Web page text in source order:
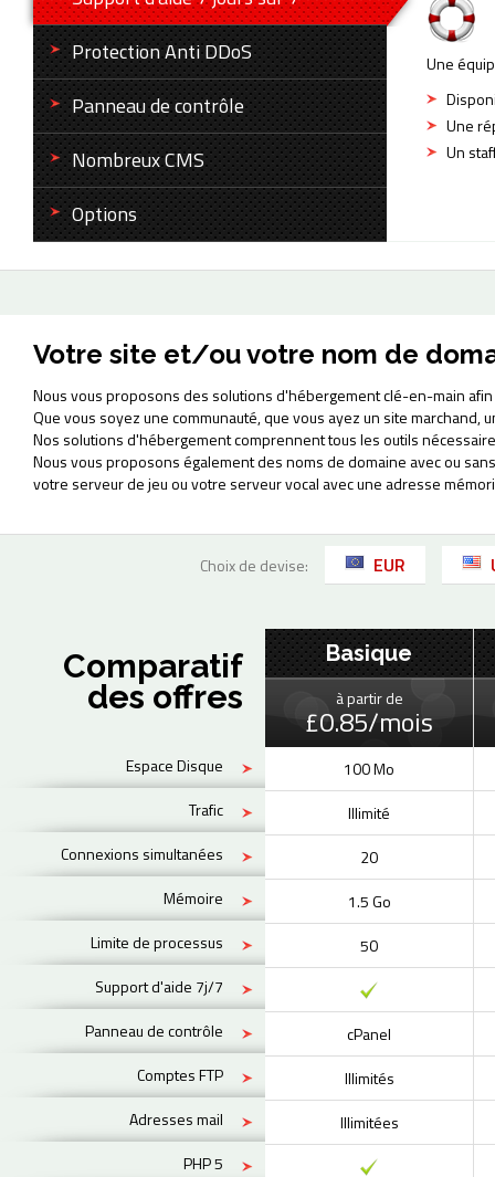
Protection Anti DDoS
Panneau de contrôle
Nombreux CMS
Options
Une
Une
Un
Votre site et/ou votre nom de
Nous vous proposons des solutions d'hébergement clé-en-main
Que vous soyez une communauté, que vous ayez un site
Nos solutions d'hébergement comprennent tous les outils
Nous vous proposons également des noms de domaine avec ou
votre serveur de jeu ou votre serveur vocal avec une adresse
Choix de devise: EUR
Comparatif
des offres
Espace Disque
Trafic
Connexions simultanées
Mémoire
Limite de processus
Support d'aide 7j/7
Panneau de contrôle
Comptes FTP
Adresses mail
PHP 5
Basique
à partir de
£0.85/mois
100 Mo
Illimité
20
1.5 Go
50
cPanel
Illimités
Illimitées